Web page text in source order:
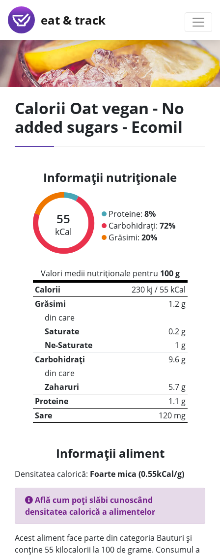
eat & track
Calorii Oat vegan - No
added sugars - Ecomil
Informații nutriționale
55
kCal
Proteine: 8%
Carbohidrați: 72%
Grăsimi: 20%
Valori medii nutriționale pentru 100 g
Calorii
230 kj / 55 kCal
Grăsimi
1.2 g
din care
Saturate
0.2 g
Ne-Saturate
1 g
Carbohidrați
9.6 g
din care
Zaharuri
5.7 g
Proteine
1.1 g
Sare
120 mg
Informații aliment
Densitatea calorică: Foarte mica (0.55kCal/g)
Află cum poți slăbi cunoscând
densitatea calorică a alimentelor
Acest aliment face parte din categoria Bauturi și
conține 55 kilocalorii la 100 de grame. Consumul a